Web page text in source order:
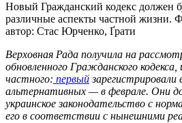
Новый Гражданский кодекс должен
различные аспекты частной жизни.
автор: Стас Юрченко, Ґрати
Верховная Рада получила на
обновленного Гражданского кодекса,
частного: первый зарегистрировали
альтернативных — в феврале. Они
украинское законодательство с
его в соответствии с нынешними